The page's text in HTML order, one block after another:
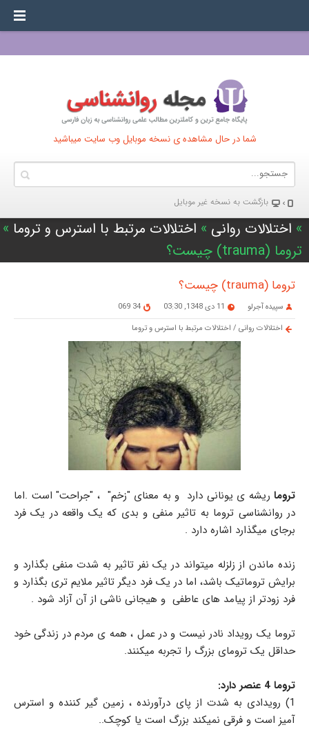
شما در حال مشاهده ی نسخه موبایل وب سایت میباشید
بازگشت به نسخه غير موبایل
» اختلالات روانی » اختلالات مرتبط با استرس و تروما »
تروما (trauma) چیست؟
تروما (trauma) چیست؟
سپیده آجرلو 11 دی 1348, 03:30
34 069
اختلالات روانی / اختلالات مرتبط با استرس و تروما
تروما ریشه ی یونانی دارد و به معنای "زخم" ، "جراحت" است .اما
در روانشناسی تروما به تاثیر منفی و بدی که یک واقعه در یک فرد
برجای میگذارد اشاره دارد .
زنده ماندن از زلزله میتواند در یک نفر تاثیر به شدت منفی بگذارد و
برایش تروماتیک باشد، اما در یک فرد دیگر تاثیر ملایم تری بگذارد و
فرد زودتر از پیامد های عاطفی و هیجانی ناشی از آن آزاد شود .
تروما یک رویداد نادر نیست و در عمل ، همه ی مردم در زندگی خود
حداقل یک ترومای بزرگ را تجربه میکنند.
تروما 4 عنصر دارد:
1) رویدادی به شدت از پای درآورنده ، زمین گیر کننده و استرس
آمیز است و فرقی نمیکند بزرگ است یا کوچک..